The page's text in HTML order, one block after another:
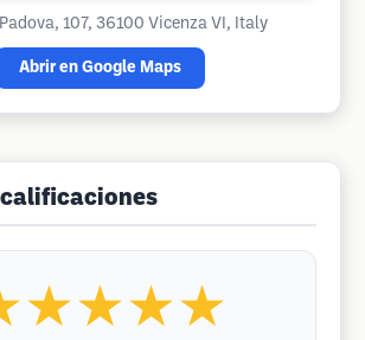
107, 36100 Vicenza VI, Italy
Abrir en Google Maps
calificaciones